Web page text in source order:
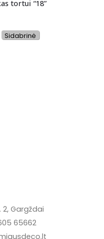
tortui “18”
Sidabrinė
2, Gargždai
65662